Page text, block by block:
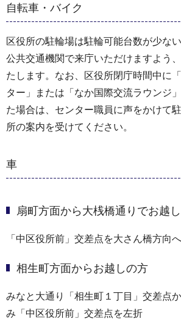
自転車・バイク
区役所の駐輪場は駐輪可能台数が少な
公共交通機関で来庁いただけますよう
たします。なお、区役所閉庁時間中に
ター」または「なか国際交流ラウンジ
た場合は、センター職員に声をかけて
所の案内を受けてください。
車
扇町方面から大桟橋通りでお越
「中区役所前」交差点を大さん橋方向
相生町方面からお越しの方
みなと大通り「相生町１丁目」交差点
み「中区役所前」交差点を左折